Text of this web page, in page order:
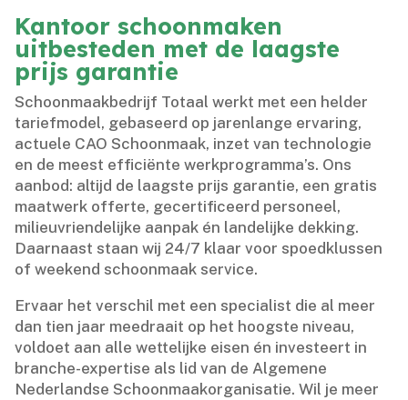
Kantoor schoonmaken
uitbesteden met de laagste
prijs garantie
Schoonmaakbedrijf Totaal werkt met een helder
tariefmodel, gebaseerd op jarenlange ervaring,
actuele CAO Schoonmaak, inzet van technologie
en de meest efficiënte werkprogramma’s.​ Ons
aanbod: altijd de laagste prijs garantie, een gratis
maatwerk offerte, gecertificeerd personeel,
milieuvriendelijke aanpak én landelijke dekking.​
Daarnaast staan wij 24/7 klaar voor spoedklussen
of weekend schoonmaak service.​
Ervaar het verschil met een specialist die al meer
dan tien jaar meedraait op het hoogste niveau,
voldoet aan alle wettelijke eisen én investeert in
branche-expertise als lid van de Algemene
Nederlandse Schoonmaakorganisatie.​ Wil je meer